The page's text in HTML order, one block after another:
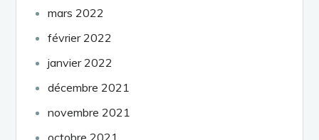
mars 2022
février 2022
janvier 2022
décembre 2021
novembre 2021
octobre 2021